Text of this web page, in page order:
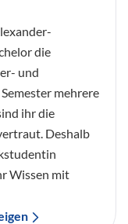
die
und
mehrere
ihr die
Deshalb
Wissen mit